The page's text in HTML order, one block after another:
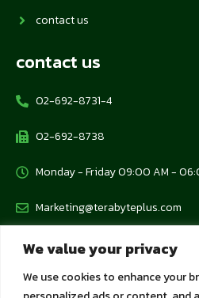
We value your privacy
We use cookies to enhance your
contact us
contact us
02-692-8731-4
02-692-8738
Monday - Friday 09:00 AM -
Marketing@terabyteplus.com
Protection Policy